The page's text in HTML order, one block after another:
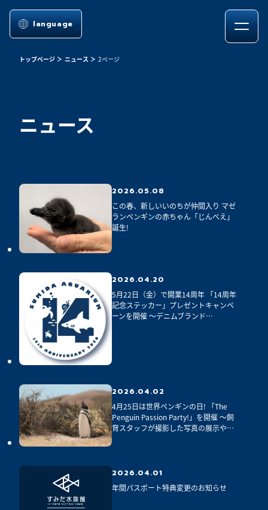
language
トップページ ニュース 2ページ
ニュース
2026.05.08
この春、新しいいのちが仲間入り マゼ
ランペンギンの赤ちゃん「じんべえ」
誕生!
2026.04.20
5月22日（金）で開業14周年 「14周年
記念ステッカー」プレゼントキャンペ
ーンを開催 ～デニムブランド
2026.04.02
4月25日は世界ペンギンの日! 「The
Penguin Passion Party!」を開催 ～飼
育スタッフが撮影した写真の展示やゲ
2026.04.01
年間パスポート特典変更のお知らせ